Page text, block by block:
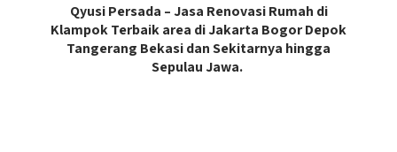
Qyusi Persada – Jasa Renovasi Rumah di
Klampok Terbaik area di Jakarta Bogor Depok
Tangerang Bekasi dan Sekitarnya hingga
Sepulau Jawa.